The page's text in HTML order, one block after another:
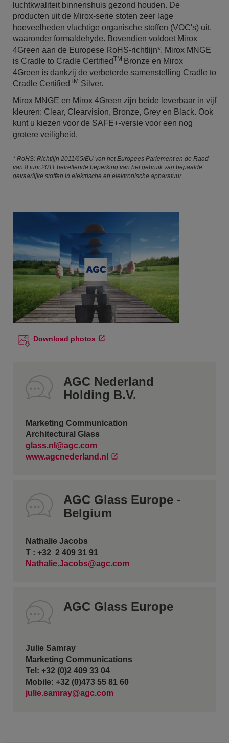
luchtkwaliteit binnenshuis gezond houden. De
producten uit de Mirox-serie stoten zeer lage
hoeveelheden vluchtige organische stoffen (VOC's) uit,
waaronder formaldehyde. Bovendien voldoet Mirox
4Green aan de Europese RoHS-richtlijn*. Mirox MNGE
is Cradle to Cradle CertifiedTM Bronze en Mirox
4Green is dankzij de verbeterde samenstelling Cradle to
Cradle CertifiedTM Silver.
Mirox MNGE en Mirox 4Green zijn beide leverbaar in vijf
kleuren: Clear, Clearvision, Bronze, Grey en Black. Ook
kunt u kiezen voor de SAFE+-versie voor een nog
grotere veiligheid.
* RoHS: Richtlijn 2011/65/EU van het Europees Parlement en de Raad
van 8 juni 2011 betreffende beperking van het gebruik van bepaalde
gevaarlijke stoffen in elektrische en elektronische apparatuur.
Download photos
AGC Nederland
Holding B.V.
Marketing Communication
Architectural Glass
glass.nl@agc.com
www.agcnederland.nl
AGC Glass Europe -
Belgium
Nathalie Jacobs
T : +32 2 409 31 91
Nathalie.Jacobs@agc.com
AGC Glass Europe
Julie Samray
Marketing Communications
Tel: +32 (0)2 409 33 04
Mobile: +32 (0)473 55 81 60
julie.samray@agc.com